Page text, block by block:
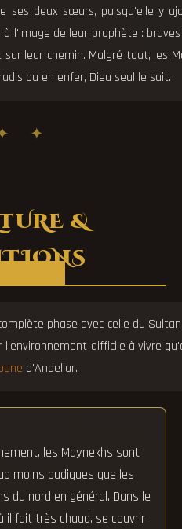
ses deux sœurs, puisqu'elle y
l'image de leur prophète :
sur leur chemin. Malgré tout, les
ou en enfer, Dieu seul le sait.
✦
&
phase avec celle du
l'environnement difficile à vivre
d'Andellar.
les Maynekhs sont
moins pudiques que les
du nord en général. Dans le
il fait très chaud, se couvrir